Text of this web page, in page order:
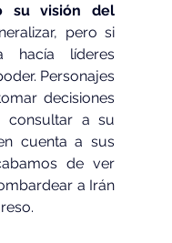
su visión del
pero si
hacía líderes
Personajes
decisiones
consultar a su
cuenta a sus
de ver
a Irán